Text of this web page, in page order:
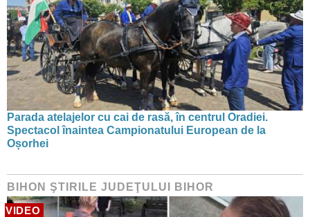
Parada atelajelor cu cai de rasă, în centrul Oradiei.
Spectacol înaintea Campionatului European de la
Oșorhei
BIHON ŞTIRILE JUDEŢULUI BIHOR
VIDEO